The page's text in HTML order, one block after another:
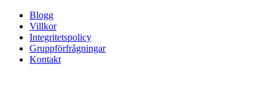
Blogg
Villkor
Integritetspolicy
Gruppförfrågningar
Kontakt